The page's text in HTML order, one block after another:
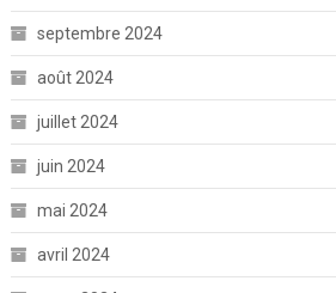
septembre 2024
août 2024
juillet 2024
juin 2024
mai 2024
avril 2024